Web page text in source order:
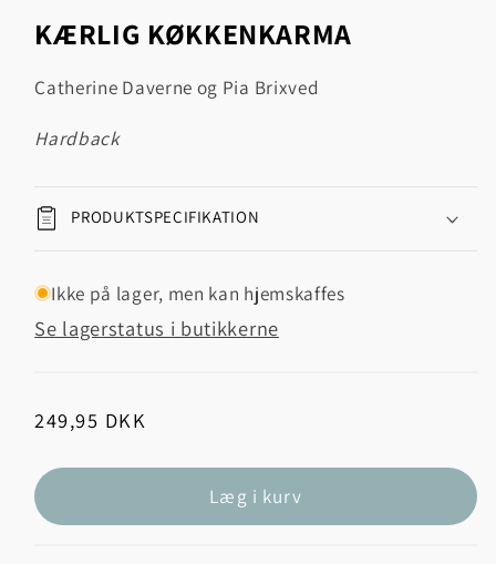
modus
KÆRLIG KØKKENKARMA
Catherine Daverne og Pia Brixved
hardback
PRODUKTSPECIFIKATION
Ikke på lager, men kan hjemskaffes
Se lagerstatus i butikkerne
Normalpris
249,95 DKK
Læg i kurv